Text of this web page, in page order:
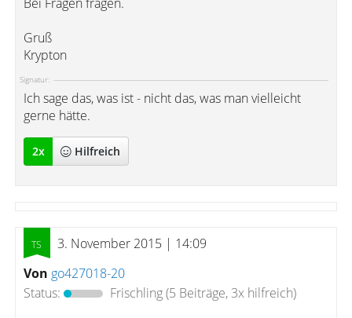
Gruß
Krypton
Signatur:
Ich sage das, was ist - nicht das, was man vielleicht
gerne hätte.
2x Hilfreich
3. November 2015 | 14:09
Von go427018-20
Status:
Frischling(5 Beiträge, 3x hilfreich)